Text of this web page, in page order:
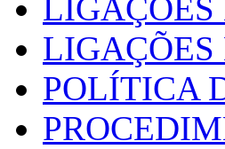
LIGAÇÕES
POLÍTICA